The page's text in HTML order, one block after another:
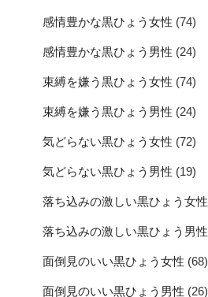
感情豊かな黒ひょう女性 (74)
感情豊かな黒ひょう男性 (24)
束縛を嫌う黒ひょう女性 (74)
束縛を嫌う黒ひょう男性 (24)
気どらない黒ひょう女性 (72)
気どらない黒ひょう男性 (19)
落ち込みの激しい黒ひょう女性
落ち込みの激しい黒ひょう男性
面倒見のいい黒ひょう女性 (68)
面倒見のいい黒ひょう男性 (26)